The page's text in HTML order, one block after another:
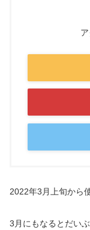
2022年3月上旬から
3月にもなるとだい